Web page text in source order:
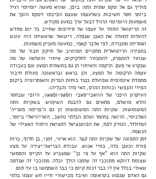
מוליך גם אל טקס שתית התה ביפן, שהוא מעשה יומיומי רגיל
ביותר חסר חשיבות כשלעצמו שעצם הפיכתו לטקס הופך את
משמעות היומיומי הרגיל לבעל ערך כמעט מקודש.
זה הריטואל החוזר על עצמו של סיזיפוס שחייב כל יום מחדש
להעלות למעלה את האבן שנפלה, ריטואל שראשיתו היה עונש
ואחריתו מתבררת, לפי אלבר קאמי, כמעשה מעניק משמעות.
בתפירה הריטואלית מתקיים המוטיב של תיקון חבור של מה
שנועד להתפרק, להתפורר לחלקיקים; איחוי והטלאה של מה
שנקרע אי פעם. הרקמה והאיחוי הן גם בתשתית המצע וגם בעבודה
עצמה הרקומה על המצע, והן בראש ובראשונה פעולת חיבור
מתמדת אינסופית שפועלת כנגד כוחות הפרוק והאנתרופיה ביקום
הפיזי והנפשי (כוחות ההרס, האי סדר והבליה).
העיקרון היפני של הוואבי־סאבי (wabi-sabi), היופי שבחסר
והלא מושלם, מתאים גם להבנת השימוש בשקיות התה
המשומשות. שקיות התה המשומשות הן גם ה'פרימה מטריה'
האלכימי, הרואה בחומר הגלם הבלתי נחשב, הטריוויאלי ביותר,
המזולזל, הנזרק לפח, את הפוטנציאל למציאת היסוד האצילי של
הנשמה.
זמן התפוגה של שקיות התה קצר. הוא ארעי, זמני, בן חלוף, כרוח
פורח וכענן כלה, כחיי אנוש. עבודת הבריאה־יצירה על מצע
שקיות התה הוא "אף על פי כן" שמצביע על הקיים והממשי
שצומח דווקא מתוככי זה שזמנו הולך וכלה. מתוככי זה שנדמה
שאולי בכלל אין לו כבר זכות קיום כי כבר השתמשו בו עד תום.
גם האדם שנפגע בטראומה ואיבד מכישורי חייו חש עצמו בלתי